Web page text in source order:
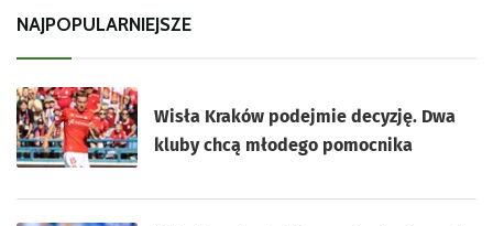
NAJPOPULARNIEJSZE
Wisła Kraków podejmie decyzję. Dwa
kluby chcą młodego pomocnika